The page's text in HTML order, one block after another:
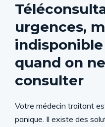
urgences,
quand on
consulter
Votre médecin traitant
panique. Il existe des